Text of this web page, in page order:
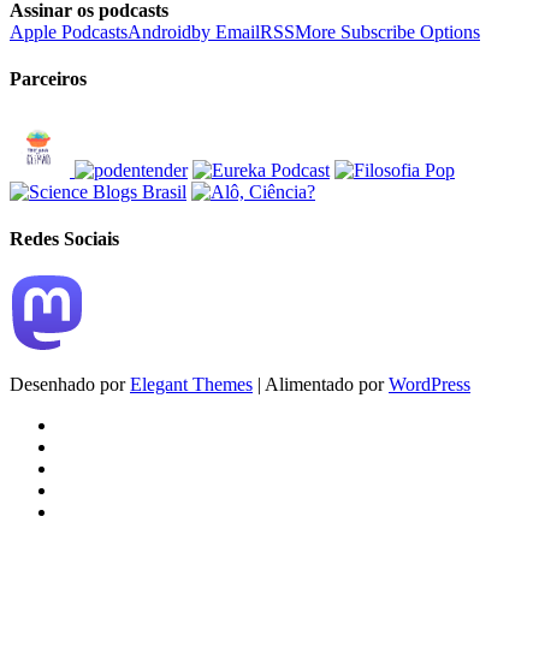
Assinar os podcasts
Apple PodcastsAndroidby EmailRSSMore Subscribe Options
Parceiros
Redes Sociais
Desenhado porElegant Themes | Alimentado porWordPress